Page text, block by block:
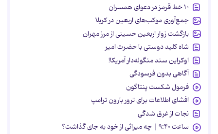
۱۰ خط قرمز در دعوای همسران
جمع‌آوری موکب‌های اربعین در کربلا
بازگشت زوار اربعین حسینی از مرز مهران
شاه کلید دوستی با حضرت امیر
اوکراین سند منگوله‌دار آمریکا!
آگاهی بدون فرسودگی
فرمول شکست پنتاگون
افشای اطلاعات برای ترور بارون ترامپ
نجات از غرق شدگی
ساعت ۹:۴۰ | چه میراثی از خود به جای گذاشت؟